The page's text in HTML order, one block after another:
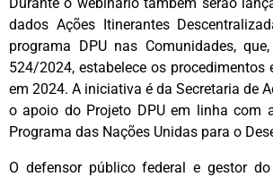
dados Ações Itinerantes
programa DPU nas Comunidades,
524/2024, estabelece os
em 2024. A iniciativa é da Secretaria de
o apoio do Projeto DPU em linha com
Programa das Nações Unidas para o
O defensor público federal e gestor